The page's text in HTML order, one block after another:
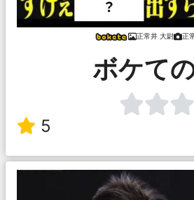
正常井 大尉 正
ボケて
5